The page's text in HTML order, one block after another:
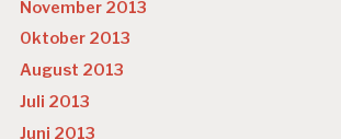
November 2013
Oktober 2013
August 2013
Juli 2013
Juni 2013